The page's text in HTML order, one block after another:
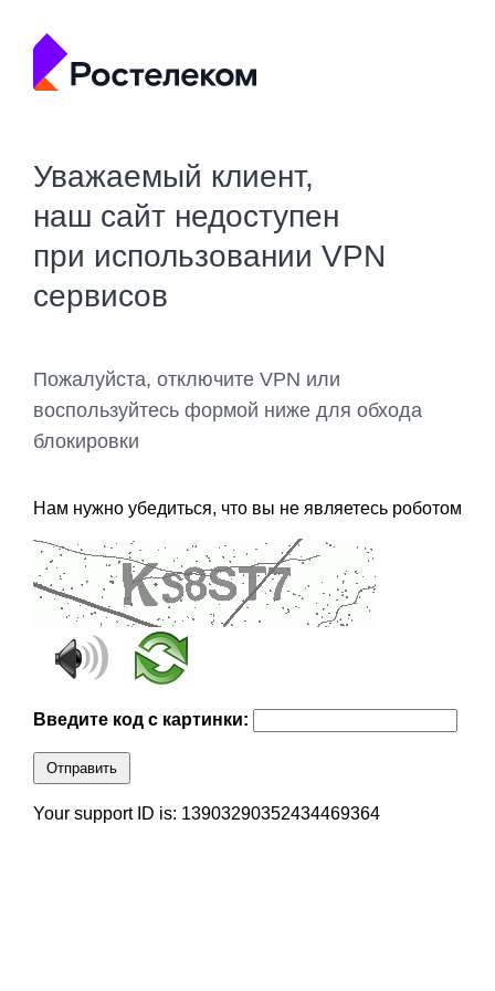
Уважаемый клиент,
наш сайт недоступен
при использовании VPN
сервисов
Пожалуйста, отключите VPN или
воспользуйтесь формой ниже для обхода
блокировки
Нам нужно убедиться, что вы не являетесь роботом
Введите код с картинки:
Отправить
Your support ID is: 13903290352434469364